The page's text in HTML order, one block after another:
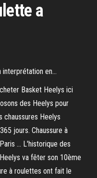
a
interprétation en…
Basket Heelys ici
des Heelys pour
chaussures Heelys
jours. Chaussure à
... L'historique des
va fêter son 10ème
à roulettes ont fait le